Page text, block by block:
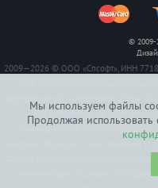
Мы используем файлы
Продолжая использовать
© 2009-
2009—2026 © ООО «Спсофт», ИНН
определяемой положением Статьи
все заявленные на сайте
производителей. Услуги по
центрами. Функции и комплектация
Фирма-производитель оставляет за
комплектацию и дизайн